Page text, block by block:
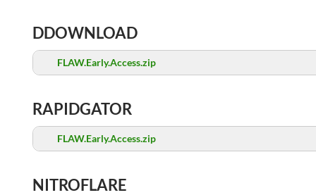
DDOWNLOAD
FLAW.Early.Access.zip
RAPIDGATOR
FLAW.Early.Access.zip
NITROFLARE